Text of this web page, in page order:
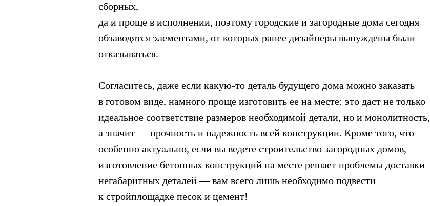
сборных,
да и проще в исполнении, поэтому городские и загородные дома сегодня
обзаводятся элементами, от которых ранее дизайнеры вынуждены были
отказываться.
Согласитесь, даже если какую-то деталь будущего дома можно заказать
в готовом виде, намного проще изготовить ее на месте: это даст не только
идеальное соответствие размеров необходимой детали, но и монолитность,
а значит — прочность и надежность всей конструкции. Кроме того, что
особенно актуально, если вы ведете строительство загородных домов,
изготовление бетонных конструкций на месте решает проблемы доставки
негабаритных деталей — вам всего лишь необходимо подвести
к стройплощадке песок и цемент!